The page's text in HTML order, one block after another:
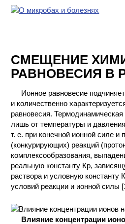
ХИМИЧЕСКАЯ
ПОСУДА
ВРЕДНЫЕ
МЕТОДЫ
ПРАКТИЧЕСКОЙ
ХИМИИ
ХИМИЯ НА
ПРОИЗВОДСТВЕ
ТЕХНОЛОГИЯ
СМЕЩЕНИЕ
РАВНОВЕСИЯ В
Ионное равновесие
и количественно
равновесия. Термодинамическая
лишь от температуры и
т. е. при конечной ионной силе и
(конкурирующих) реакций
комплексообразования,
реальную константу Кр,
раствора и условную константу
условий реакции и ионной силы
Влияние концентрации